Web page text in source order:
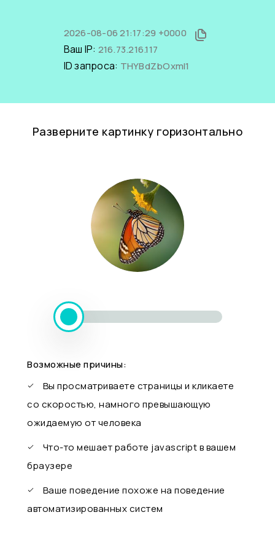
2026-08-06 21:17:29 +0000
Ваш IP: 216.73.216.117
ID запроса: THYBdZbOxmI1
Разверните картинку горизонтально
Возможные причины:
Вы просматриваете страницы и кликаете
со скоростью, намного превышающую
ожидаемую от человека
Что-то мешает работе javascript в вашем
браузере
Ваше поведение похоже на поведение
автоматизированных систем